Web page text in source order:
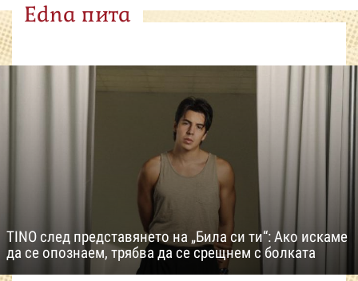
Edna пита
TINO след представянето на „Била си ти“: Ако искаме
да се опознаем, трябва да се срещнем с болката